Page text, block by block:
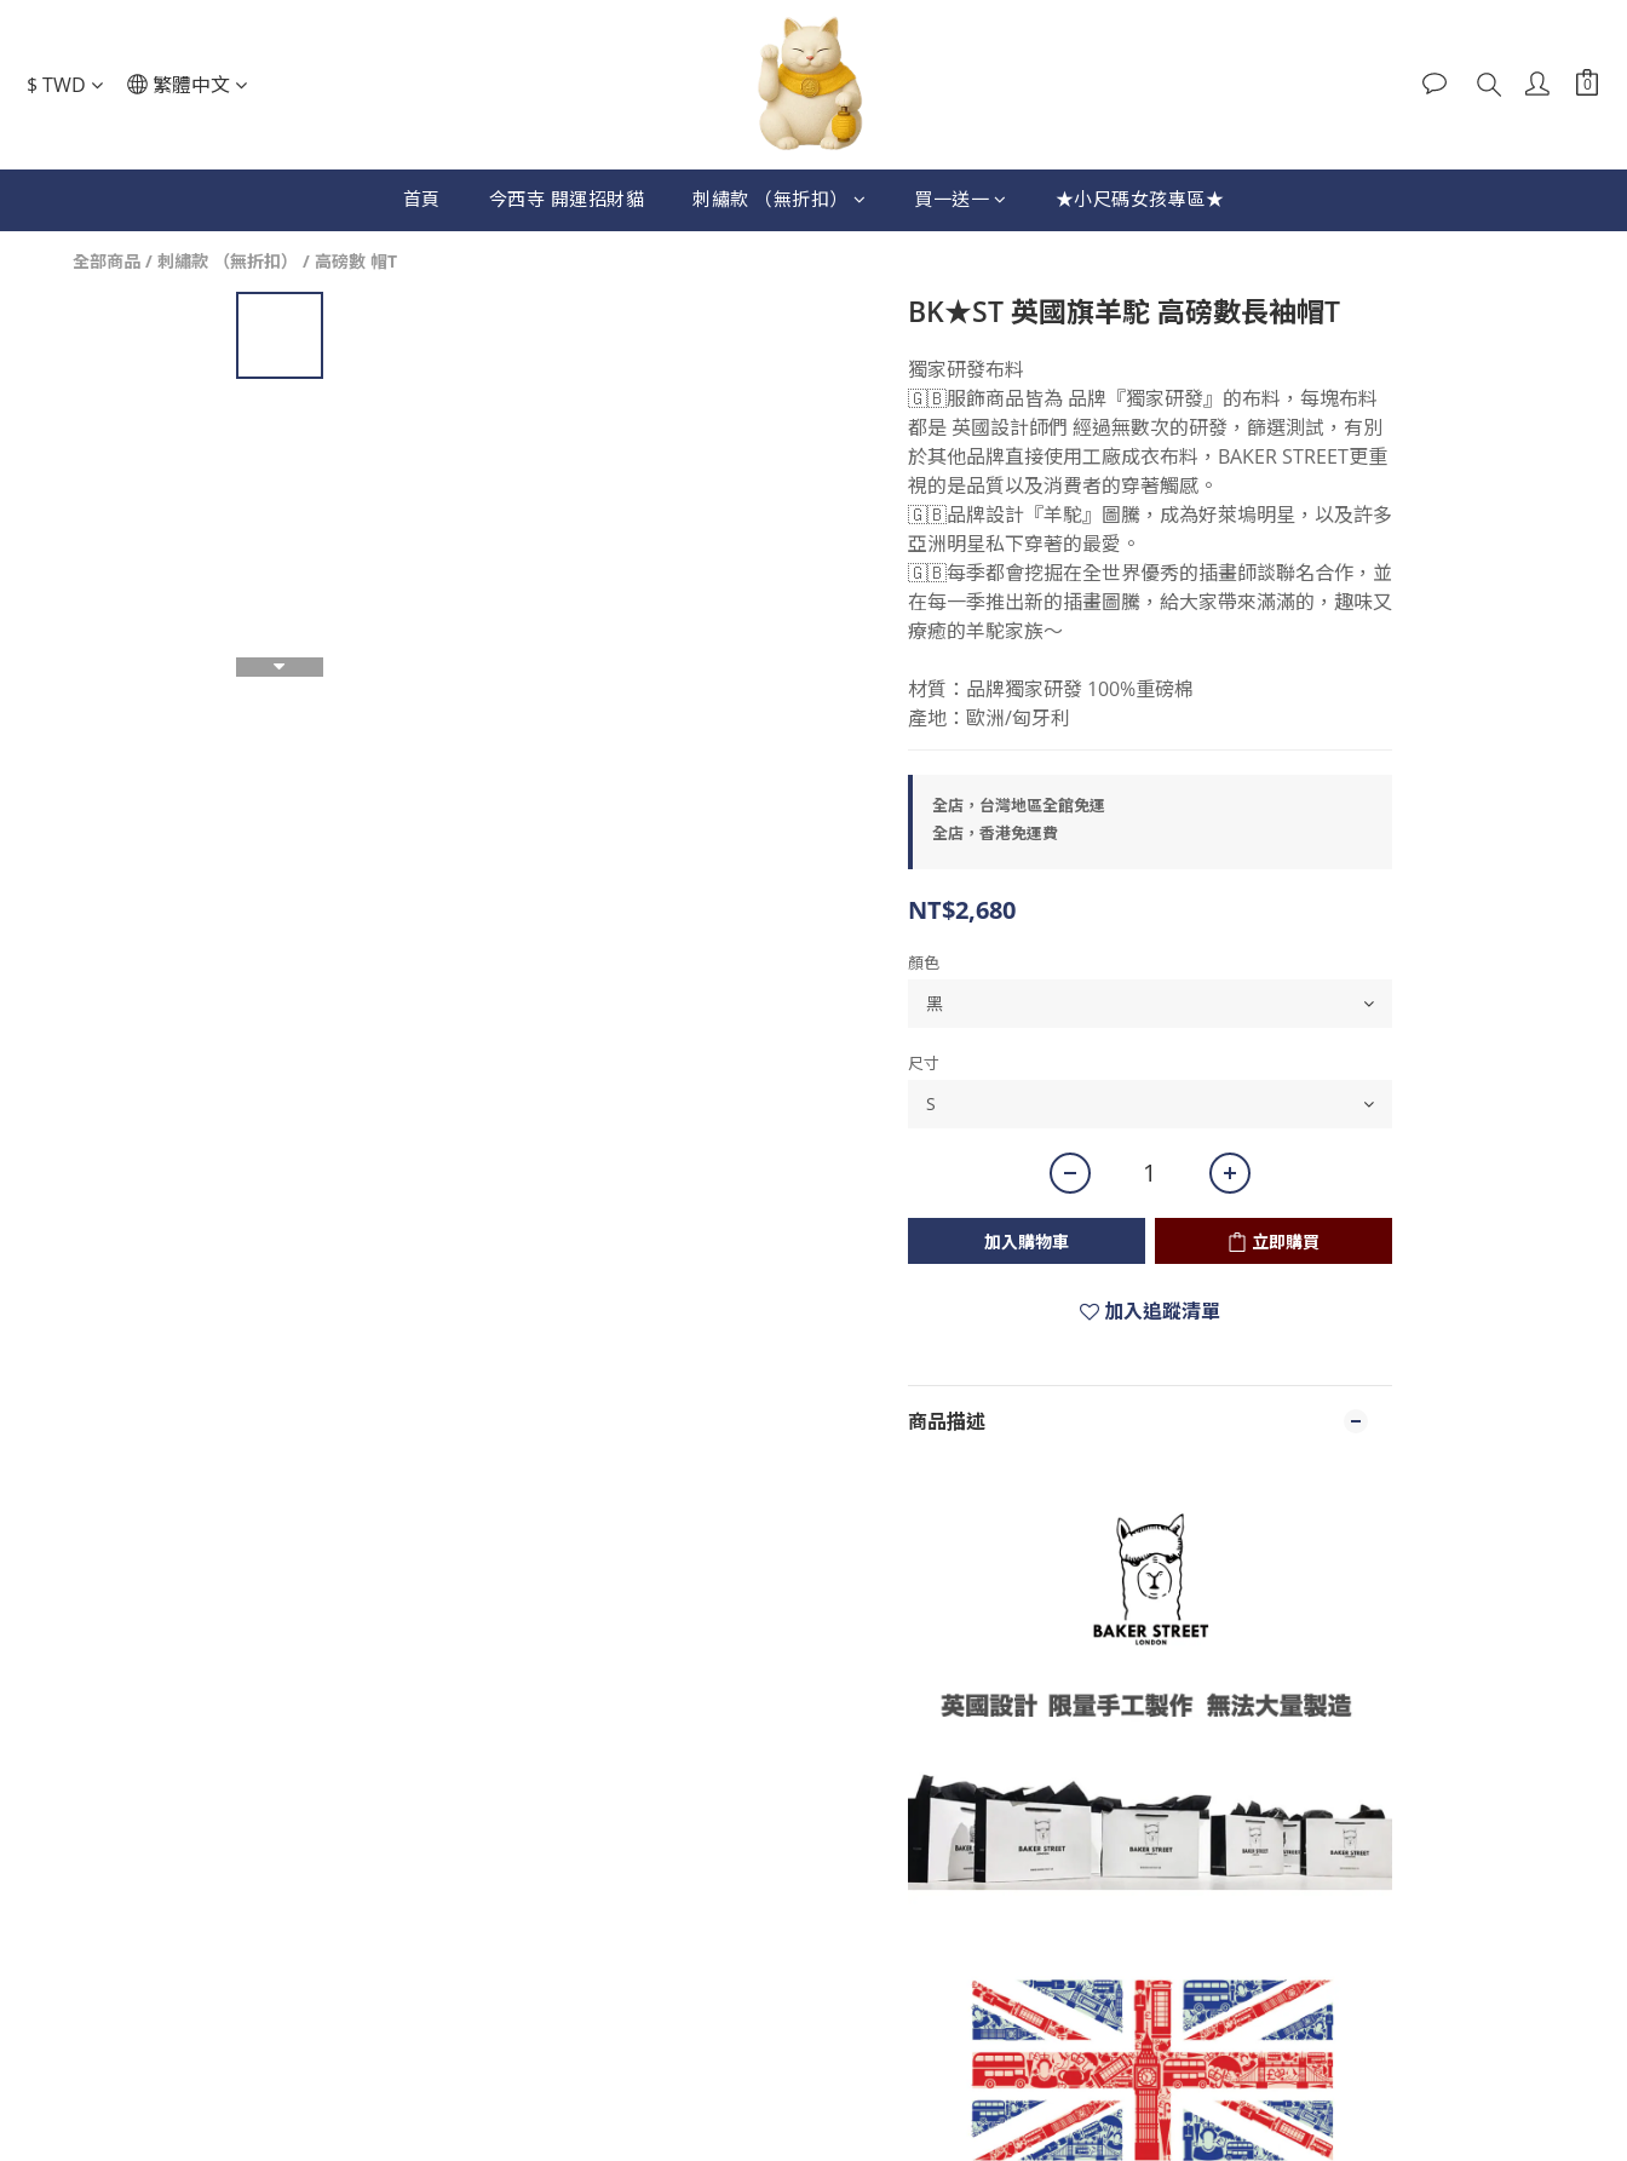
$ TWD 繁體中文
首頁 今西寺 開運招財貓 刺繡款 （無折扣） 買一送一 ★小尺碼女孩專區★
全部商品 / 刺繡款 （無折扣） / 高磅數 帽T
BK★ST 英國旗羊駝 高磅數長袖帽T
獨家研發布料
🇬🇧服飾商品皆為 品牌『獨家研發』的布料，每塊布料
都是 英國設計師們 經過無數次的研發，篩選測試，有別
於其他品牌直接使用工廠成衣布料，BAKER STREET更重
視的是品質以及消費者的穿著觸感。
🇬🇧品牌設計『羊駝』圖騰，成為好萊塢明星，以及許多
亞洲明星私下穿著的最愛。
🇬🇧每季都會挖掘在全世界優秀的插畫師談聯名合作，並
在每一季推出新的插畫圖騰，給大家帶來滿滿的，趣味又
療癒的羊駝家族～
材質：品牌獨家研發 100%重磅棉
產地：歐洲/匈牙利
全店，台灣地區全館免運
全店，香港免運費
NT$2,680
顏色
尺寸
加入購物車 立即購買
加入追蹤清單
商品描述